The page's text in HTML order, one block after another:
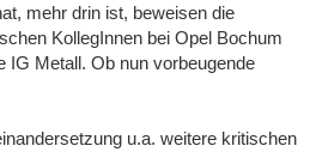
mehr drin ist, beweisen die
KollegInnen bei Opel Bochum
IG Metall. Ob nun vorbeugende
u.a. weitere kritischen